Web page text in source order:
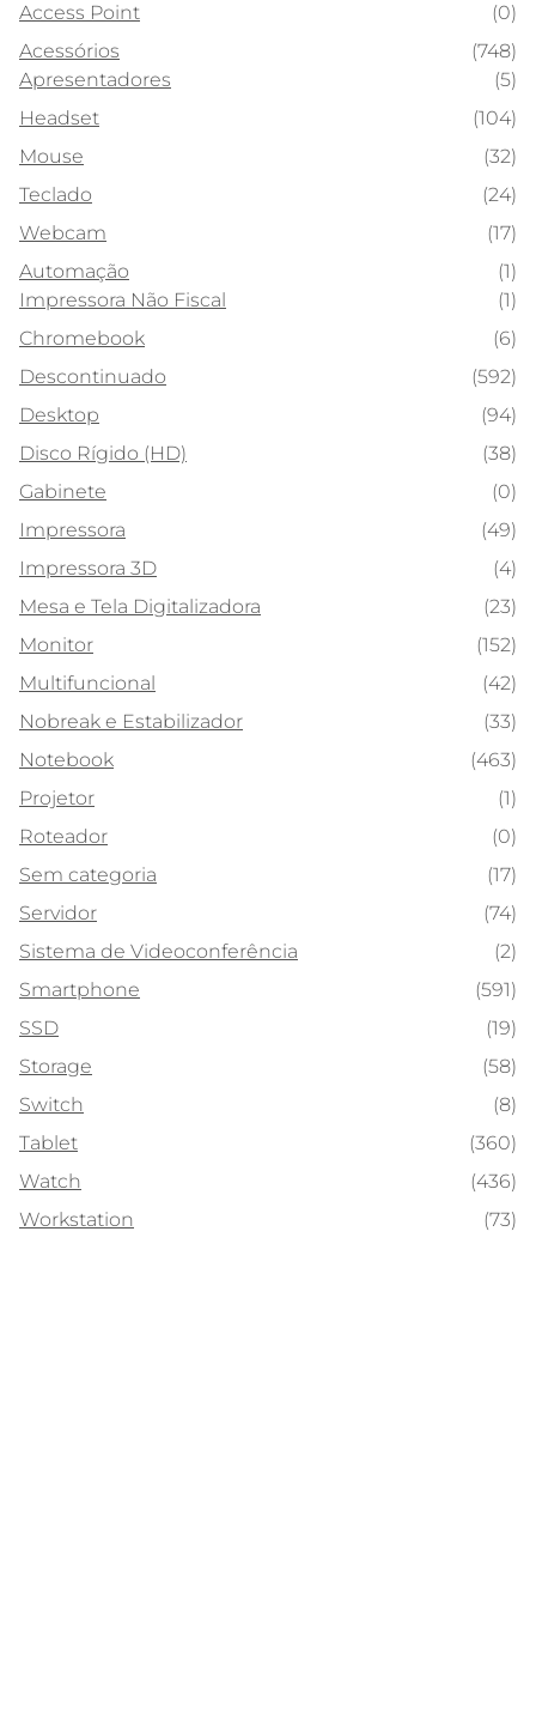
Access Point
(0)
Acessórios
(748)
Apresentadores
(5)
Headset
(104)
Mouse
(32)
Teclado
(24)
Webcam
(17)
Automação
(1)
Impressora Não Fiscal
(1)
Chromebook
(6)
Descontinuado
(592)
Desktop
(94)
Disco Rígido (HD)
(38)
Gabinete
(0)
Impressora
(49)
Impressora 3D
(4)
Mesa e Tela Digitalizadora
(23)
Monitor
(152)
Multifuncional
(42)
Nobreak e Estabilizador
(33)
Notebook
(463)
Projetor
(1)
Roteador
(0)
Sem categoria
(17)
Servidor
(74)
Sistema de Videoconferência
(2)
Smartphone
(591)
SSD
(19)
Storage
(58)
Switch
(8)
Tablet
(360)
Watch
(436)
Workstation
(73)